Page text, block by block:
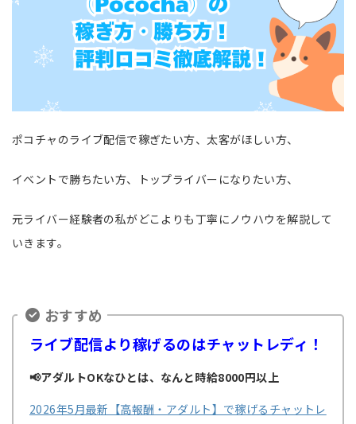
ポコチャのライブ配信で稼ぎたい方、太客がほしい方、
イベントで勝ちたい方、トップライバーになりたい方、
元ライバー経験者の私がどこよりも丁寧にノウハウを解説して
いきます。
おすすめ
ライブ配信より稼げるのはチャットレディ！
📢アダルトOKなひとは、なんと時給8000円以上
2026年5月最新【高報酬・アダルト】で稼げるチャットレ